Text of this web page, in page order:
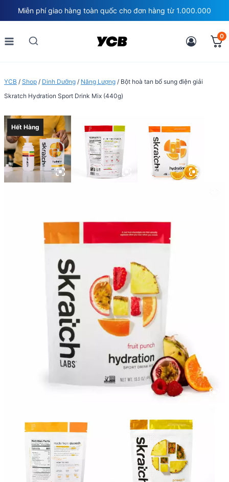
to
content
Miễn phí giao hàng toàn quốc cho đơn hàng từ 1.000.000
0
YCB / Shop / Dinh Dưỡng / Năng Lượng / Bột hoà tan bổ sung điện giải
Skratch Hydration Sport Drink Mix (440g)
Hết Hàng